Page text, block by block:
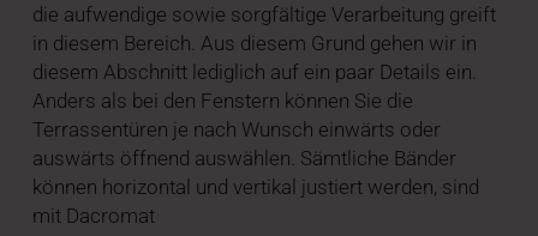
die aufwendige sowie sorgfältige Verarbeitung greift
in diesem Bereich. Aus diesem Grund gehen wir in
diesem Abschnitt lediglich auf ein paar Details ein.
Anders als bei den Fenstern können Sie die
Terrassentüren je nach Wunsch einwärts oder
auswärts öffnend auswählen. Sämtliche Bänder
können horizontal und vertikal justiert werden, sind
mit Dacromat